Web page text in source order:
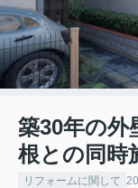
築30年の外
根との同時
リフォームに関して